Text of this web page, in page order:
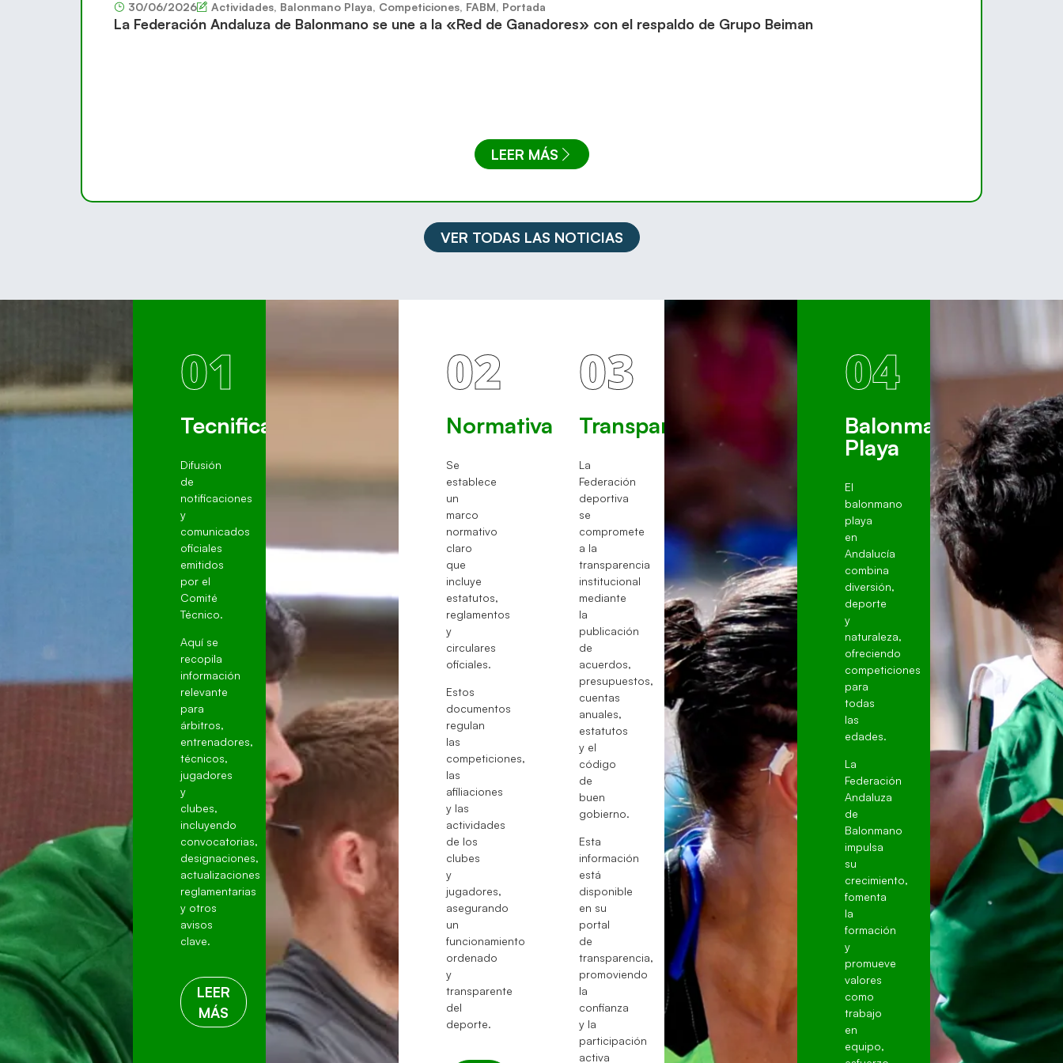
30/06/2026 Actividades, Balonmano Playa, Competiciones, FABM, Portada
La Federación Andaluza de Balonmano se une a la «Red de Ganadores» con el respaldo de Grupo Beiman
LEER MÁS
VER TODAS LAS NOTICIAS
01
Tecnificación
Difusión
de
notificaciones
y
comunicados
oficiales
emitidos
por el
Comité
Técnico.
Aquí se
recopila
información
relevante
para
árbitros,
entrenadores,
técnicos,
jugadores
y
clubes,
incluyendo
convocatorias,
designaciones,
actualizaciones
reglamentarias
y otros
avisos
clave.
LEER
MÁS
02
Normativa
Se
establece
un
marco
normativo
claro
que
incluye
estatutos,
reglamentos
y
circulares
oficiales.
Estos
documentos
regulan
las
competiciones,
las
afiliaciones
y las
actividades
de los
clubes
y
jugadores,
asegurando
un
funcionamiento
ordenado
y
transparente
del
deporte.
03
Transparencia
La
Federación
deportiva
se
compromete
a la
transparencia
institucional
mediante
la
publicación
de
acuerdos,
presupuestos,
cuentas
anuales,
estatutos
y el
código
de
buen
gobierno.
Esta
información
está
disponible
en su
portal
de
transparencia,
promoviendo
la
confianza
y la
participación
activa
04
Balonmano
Playa
El
balonmano
playa
en
Andalucía
combina
diversión,
deporte
y
naturaleza,
ofreciendo
competiciones
para
todas
las
edades.
La
Federación
Andaluza
de
Balonmano
impulsa
su
crecimiento,
fomenta
la
formación
y
promueve
valores
como
trabajo
en
equipo,